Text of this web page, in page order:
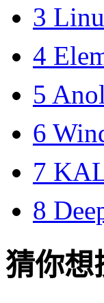
3
4
5
6
7
8
猜你想